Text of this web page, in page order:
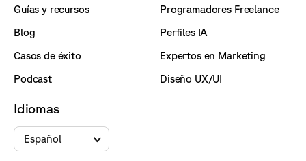
Guías y recursos
Blog
Casos de éxito
Podcast
Programadores Freelance
Perfiles IA
Expertos en Marketing
Diseño UX/UI
Idiomas
Español